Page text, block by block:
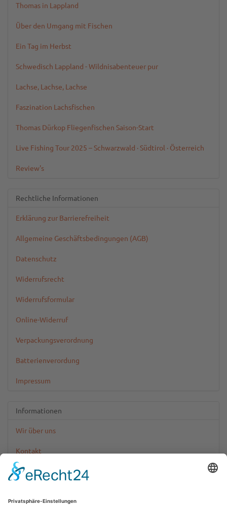
Thomas in Lappland
Über den Umgang mit Fischen
Ein Tag im Herbst
Schwedisch Lappland - Wildnisabenteuer pur
Lachse, Lachse, Lachse
Faszination Lachsfischen
Thomas Dürkop Fliegenfischen Saison-Start
Live Fishing Tour 2025 – Schwarzwald · Südtirol · Österreich
Review's
Rechtliche Informationen
Erklärung zur Barrierefreiheit
Allgemeine Geschäftsbedingungen (AGB)
Datenschutz
Widerrufsrecht
Widerrufsformular
Online-Widerruf
Verpackungsverordnung
Batterienverordung
Impressum
Informationen
Wir über uns
Kontakt
Zahlungsinformationen